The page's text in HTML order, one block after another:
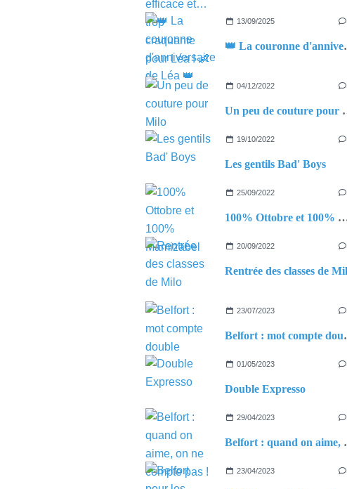
13/09/2025
👑 La
04/12/2022
Un
19/10/2022
Les gentils Bad' Boys
25/09/2022
100% Ottobre et 100%
20/09/2022
Rentrée des classes de
23/07/2023
01/05/2023
Double Expresso
29/04/2023
Belfort
23/04/2023